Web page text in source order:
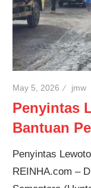
May 5, 2026 jmw
Penyintas
Bantuan
Penyintas
REINHA.com –